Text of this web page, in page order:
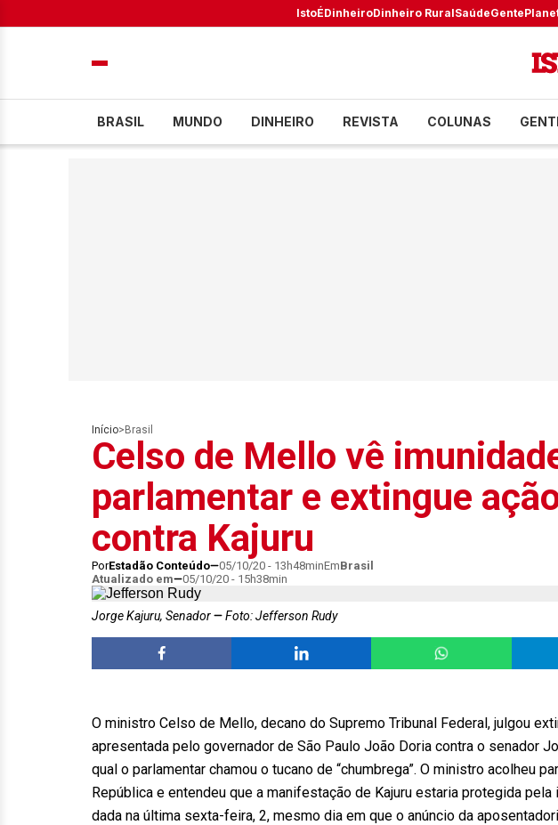
IstoÉDinheiroDinheiro RuralSaúdeGente
BRASIL MUNDO DINHEIRO REVISTA COLUNAS
Início> Brasil
Celso de Mello vê
parlamentar e extingue
contra Kajuru
PorEstadão Conteúdo 05/10/20 - 13h48minEmBrasil
Atualizado em
05/10/20 - 15h38min
Jorge Kajuru, Senador Foto: Jefferson Rudy
O ministro Celso de Mello, decano do Supremo Tribunal Federal, julgou
apresentada pelo governador de São Paulo João Doria contra o senador
qual o parlamentar chamou o tucano de “chumbrega”. O ministro acolheu
República e entendeu que a manifestação de Kajuru estaria protegida
dada na última sexta-feira, 2, mesmo dia em que o anúncio da